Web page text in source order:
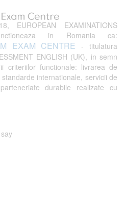
EUROPEAN EXAMINATIONS
in Romania ca:
EXAM CENTRE - titulatura
ENGLISH (UK), in semn
criteriilor functionale: livrarea de
internationale, servicii de
durabile realizate cu